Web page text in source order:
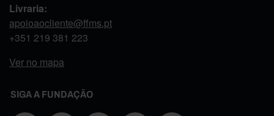
Livraria:
apoioaocliente@ffms.pt
+351 219 381 223
Ver no mapa
SIGA A FUNDAÇÃO